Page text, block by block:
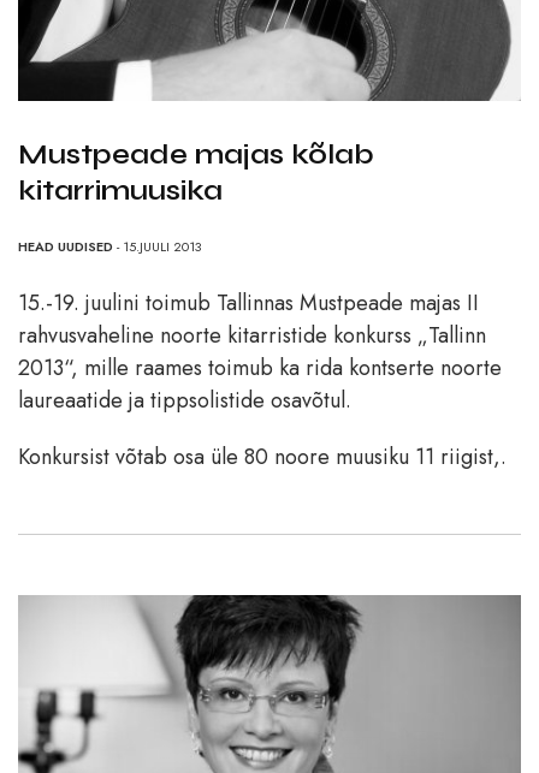
Mustpeade majas kõlab
kitarrimuusika
HEAD UUDISED - 15.JUULI 2013
15.-19. juulini toimub Tallinnas Mustpeade majas II
rahvusvaheline noorte kitarristide konkurss „Tallinn
2013“, mille raames toimub ka rida kontserte noorte
laureaatide ja tippsolistide osavõtul.
Konkursist võtab osa üle 80 noore muusiku 11 riigist,.